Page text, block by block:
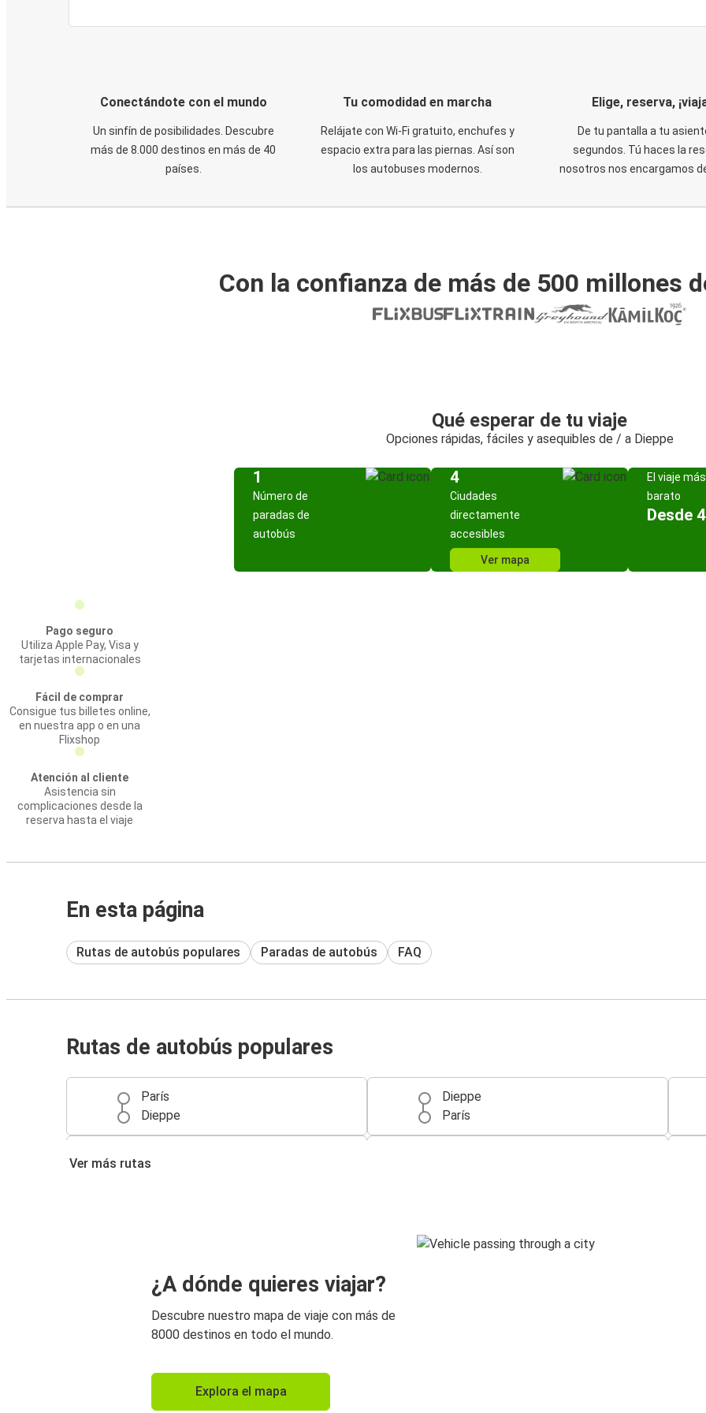
Conectándote con el mundo
Un sinfín de posibilidades. Descubre
más de 8.000 destinos en más de 40
países.
Tu comodidad en marcha
Relájate con Wi-Fi gratuito, enchufes y
espacio extra para las piernas. Así son
los autobuses modernos.
Elige, reserva,
De tu pantalla a tu
segundos. Tú haces la
nosotros nos encargamos
Con la confianza de más de 500 millones
Qué esperar de tu viaje
Opciones rápidas, fáciles y asequibles de / a Dieppe
1
Número de
paradas de
autobús
4
Ciudades
directamente
accesibles
Ver mapa
El viaje más
barato
Desde
Pago seguro
Utiliza Apple Pay, Visa y
tarjetas internacionales
Fácil de comprar
Consigue tus billetes online,
en nuestra app o en una
Flixshop
Atención al cliente
Asistencia sin
complicaciones desde la
reserva hasta el viaje
En esta página
Rutas de autobús populares Paradas de autobús FAQ
Rutas de autobús populares
París
Dieppe
Dieppe
París
Ver más rutas
¿A dónde quieres viajar?
Descubre nuestro mapa de viaje con más de
8000 destinos en todo el mundo.
Explora el mapa